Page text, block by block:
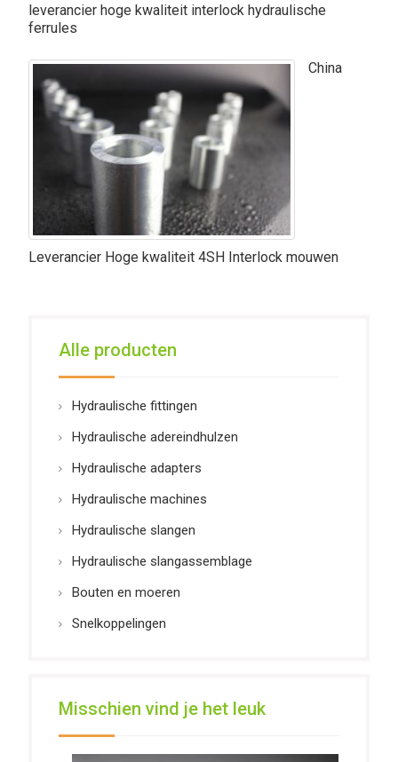
leverancier hoge kwaliteit interlock hydraulische
ferrules
China
Leverancier Hoge kwaliteit 4SH Interlock mouwen
Alle producten
Hydraulische fittingen
Hydraulische adereindhulzen
Hydraulische adapters
Hydraulische machines
Hydraulische slangen
Hydraulische slangassemblage
Bouten en moeren
Snelkoppelingen
Misschien vind je het leuk